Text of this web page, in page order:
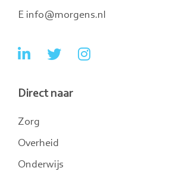
E info@morgens.nl
Ga
LinkedIn
Ga
Twitter
Ga
Direct naar
Zorg
Overheid
Onderwijs